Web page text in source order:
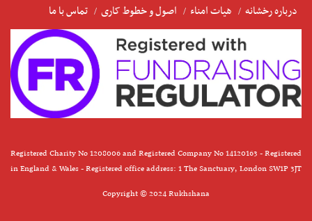
درباره رخشانه هیات امناء اصول و خطوط کاری تماس با ما
Registered Charity No 1208006 and Registered Company No 14120163 - Registered
in England & Wales - Registered office address: 1 The Sanctuary, London SW1P 3JT
Copyright © 2024 Rukhshana